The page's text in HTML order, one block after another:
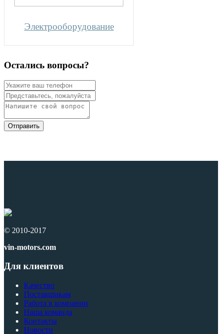
Электрооборудование
Остались вопросы?
© 2010-2017
vin-motors.com
Для клиентов
Качество
Поставщикам
Работа в компании
Наша команда
Контакты
Новости